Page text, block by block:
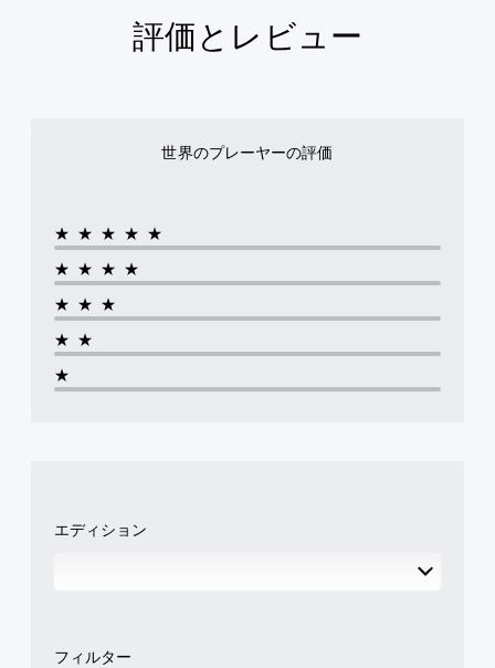
評価とレビュー
世界のプレーヤーの評価
★★★★★
★★★★
★★★
★★
★
エディション
フィルター